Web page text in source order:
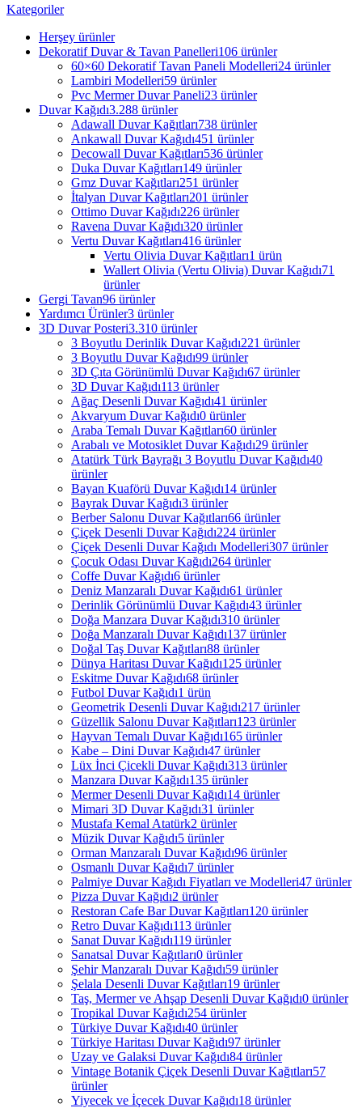
Kategoriler
Herşey ürünler
Dekoratif Duvar & Tavan Panelleri106 ürünler
60×60 Dekoratif Tavan Paneli Modelleri24 ürünler
Lambiri Modelleri59 ürünler
Pvc Mermer Duvar Paneli23 ürünler
Duvar Kağıdı3.288 ürünler
Adawall Duvar Kağıtları738 ürünler
Ankawall Duvar Kağıdı451 ürünler
Decowall Duvar Kağıtları536 ürünler
Duka Duvar Kağıtları149 ürünler
Gmz Duvar Kağıtları251 ürünler
İtalyan Duvar Kağıtları201 ürünler
Ottimo Duvar Kağıdı226 ürünler
Ravena Duvar Kağıdı320 ürünler
Vertu Duvar Kağıtları416 ürünler
Vertu Olivia Duvar Kağıtları1 ürün
Wallert Olivia (Vertu Olivia) Duvar Kağıdı71
ürünler
Gergi Tavan96 ürünler
Yardımcı Ürünler3 ürünler
3D Duvar Posteri3.310 ürünler
3 Boyutlu Derinlik Duvar Kağıdı221 ürünler
3 Boyutlu Duvar Kağıdı99 ürünler
3D Çıta Görünümlü Duvar Kağıdı67 ürünler
3D Duvar Kağıdı113 ürünler
Ağaç Desenli Duvar Kağıdı41 ürünler
Akvaryum Duvar Kağıdı0 ürünler
Araba Temalı Duvar Kağıtları60 ürünler
Arabalı ve Motosiklet Duvar Kağıdı29 ürünler
Atatürk Türk Bayrağı 3 Boyutlu Duvar Kağıdı40
ürünler
Bayan Kuaförü Duvar Kağıdı14 ürünler
Bayrak Duvar Kağıdı3 ürünler
Berber Salonu Duvar Kağıtları66 ürünler
Çiçek Desenli Duvar Kağıdı224 ürünler
Çiçek Desenli Duvar Kağıdı Modelleri307 ürünler
Çocuk Odası Duvar Kağıdı264 ürünler
Coffe Duvar Kağıdı6 ürünler
Deniz Manzaralı Duvar Kağıdı61 ürünler
Derinlik Görünümlü Duvar Kağıdı43 ürünler
Doğa Manzara Duvar Kağıdı310 ürünler
Doğa Manzaralı Duvar Kağıdı137 ürünler
Doğal Taş Duvar Kağıtları88 ürünler
Dünya Haritası Duvar Kağıdı125 ürünler
Eskitme Duvar Kağıdı68 ürünler
Futbol Duvar Kağıdı1 ürün
Geometrik Desenli Duvar Kağıdı217 ürünler
Güzellik Salonu Duvar Kağıtları123 ürünler
Hayvan Temalı Duvar Kağıdı165 ürünler
Kabe – Dini Duvar Kağıdı47 ürünler
Lüx İnci Çicekli Duvar Kağıdı313 ürünler
Manzara Duvar Kağıdı135 ürünler
Mermer Desenli Duvar Kağıdı14 ürünler
Mimari 3D Duvar Kağıdı31 ürünler
Mustafa Kemal Atatürk2 ürünler
Müzik Duvar Kağıdı5 ürünler
Orman Manzaralı Duvar Kağıdı96 ürünler
Osmanlı Duvar Kağıdı7 ürünler
Palmiye Duvar Kağıdı Fiyatları ve Modelleri47 ürünler
Pizza Duvar Kağıdı2 ürünler
Restoran Cafe Bar Duvar Kağıtları120 ürünler
Retro Duvar Kağıdı113 ürünler
Sanat Duvar Kağıdı119 ürünler
Sanatsal Duvar Kağıtları0 ürünler
Şehir Manzaralı Duvar Kağıdı59 ürünler
Şelala Desenli Duvar Kağıtları19 ürünler
Taş, Mermer ve Ahşap Desenli Duvar Kağıdı0 ürünler
Tropikal Duvar Kağıdı254 ürünler
Türkiye Duvar Kağıdı40 ürünler
Türkiye Haritası Duvar Kağıdı97 ürünler
Uzay ve Galaksi Duvar Kağıdı84 ürünler
Vintage Botanik Çiçek Desenli Duvar Kağıtları57
ürünler
Yiyecek ve İçecek Duvar Kağıdı18 ürünler